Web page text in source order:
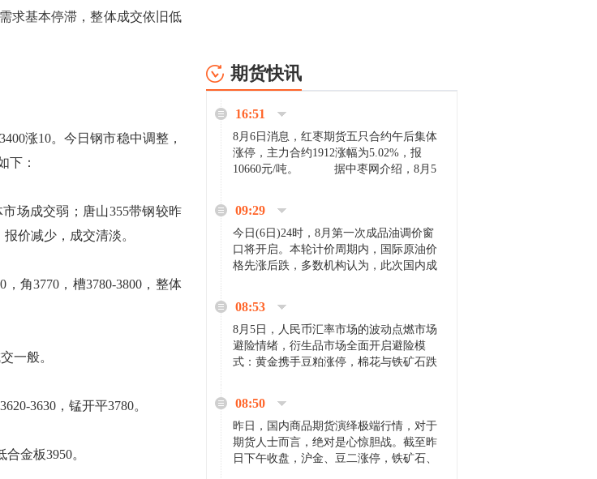
求基本停滞，整体成交依旧低
涨10。今日钢市稳中调整，
下：
场成交弱；唐山355带钢较昨
价减少，成交清淡。
角3770，槽3780-3800，整体
一般。
3630，锰开平3780。
金板3950。
期货快讯
16:51
8月6日消息，红枣期货五只合约午后集体
涨停，主力合约1912涨幅为5.02%，报
10660元/吨。 据中枣网介绍，8月5
家好货依旧惜售挺...
09:29
今日(6日)24时，8月第一次成品油调价窗
口将开启。本轮计价周期内，国际原油价
格先涨后跌，多数机构认为，此次国内成
08:53
8月5日，人民币汇率市场的波动点燃市场
避险情绪，衍生品市场全面开启避险模
式：黄金携手豆粕涨停，棉花与铁矿石跌
场来看，汇率波动...
08:50
昨日，国内商品期货演绎极端行情，对于
期货人士而言，绝对是心惊胆战。截至昨
日下午收盘，沪金、豆二涨停，铁矿石、